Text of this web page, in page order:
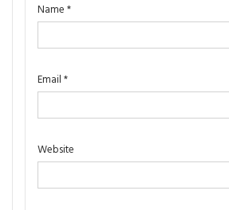
Name *
Email *
Website